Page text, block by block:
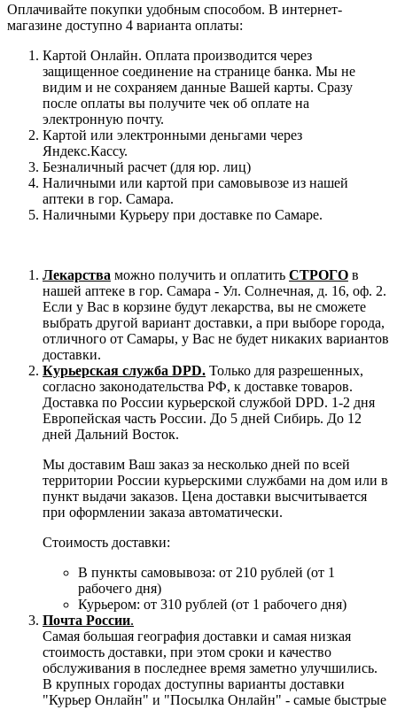
Оплачивайте покупки удобным способом. В интернет-
магазине доступно 4 варианта оплаты:
Картой Онлайн. Оплата производится через
защищенное соединение на странице банка. Мы не
видим и не сохраняем данные Вашей карты. Сразу
после оплаты вы получите чек об оплате на
электронную почту.
Картой или электронными деньгами через
Яндекс.Кассу.
Безналичный расчет (для юр. лиц)
Наличными или картой при самовывозе из нашей
аптеки в гор. Самара.
Наличными Курьеру при доставке по Самаре.
Лекарства можно получить и оплатить СТРОГО в
нашей аптеке в гор. Самара - Ул. Солнечная, д. 16, оф. 2.
Если у Вас в корзине будут лекарства, вы не сможете
выбрать другой вариант доставки, а при выборе города,
отличного от Самары, у Вас не будет никаких вариантов
доставки.
Курьерская служба DPD. Только для разрешенных,
согласно законодательства РФ, к доставке товаров.
Доставка по России курьерской службой DPD. 1-2 дня
Европейская часть России. До 5 дней Сибирь. До 12
дней Дальний Восток.
Мы доставим Ваш заказ за несколько дней по всей
территории России курьерскими службами на дом или в
пункт выдачи заказов. Цена доставки высчитывается
при оформлении заказа автоматически.
Стоимость доставки:
В пункты самовывоза: от 210 рублей (от 1
рабочего дня)
Курьером: от 310 рублей (от 1 рабочего дня)
Почта России.
Самая большая география доставки и самая низкая
стоимость доставки, при этом сроки и качество
обслуживания в последнее время заметно улучшились.
В крупных городах доступны варианты доставки
"Курьер Онлайн" и "Посылка Онлайн" - самые быстрые